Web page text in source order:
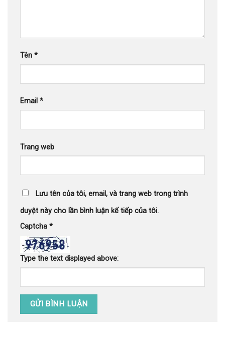
Tên *
Email *
Trang web
Lưu tên của tôi, email, và trang web trong trình
duyệt này cho lần bình luận kế tiếp của tôi.
Captcha *
Type the text displayed above: